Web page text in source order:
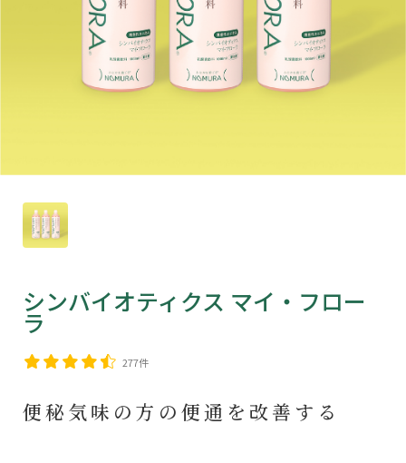
シンバイオティクス マイ・フロー
ラ
277件
便秘気味の方の便通を改善する